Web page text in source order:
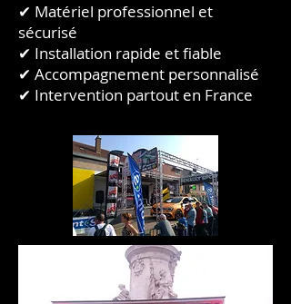
✔ Matériel professionnel et
sécurisé
✔ Installation rapide et fiable
✔ Accompagnement personnalisé
✔ Intervention partout en France